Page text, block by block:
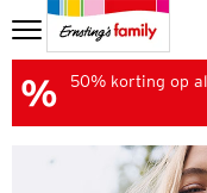
50% korting op